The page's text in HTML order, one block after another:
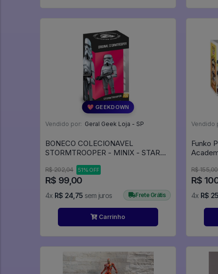
💖 GEEKDOWN
Vendido por: Geral Geek Loja - SP
BONECO COLECIONAVEL
STORMTROOPER - MINIX - STAR
R$ 202,04 51% OFF
R$ 99,00
4x R$ 24,75 sem juros Frete Grátis
Carrinho
Vendido
Funko
R$ 155,00
R$
4x R$